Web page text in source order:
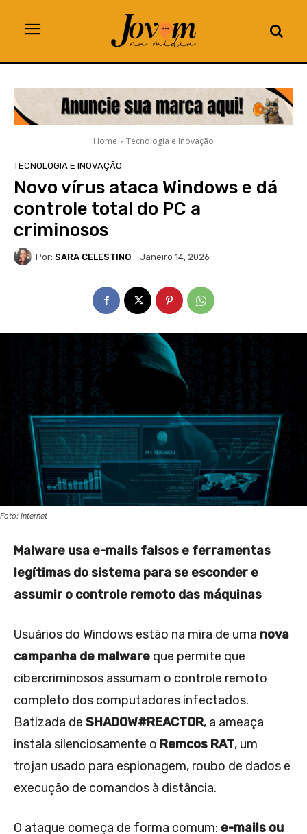
Home Tecnologia e Inovação
TECNOLOGIA E INOVAÇÃO
Novo vírus ataca Windows e dá
controle total do PC a
criminosos
Por: SARA CELESTINO Janeiro 14, 2026
Foto: Internet
Malware usa e-mails falsos e ferramentas
legítimas do sistema para se esconder e
assumir o controle remoto das máquinas
Usuários do Windows estão na mira de uma nova
campanha de malware que permite que
cibercriminosos assumam o controle remoto
completo dos computadores infectados.
Batizada de SHADOW#REACTOR, a ameaça
instala silenciosamente o Remcos RAT, um
trojan usado para espionagem, roubo de dados e
execução de comandos à distância.
O ataque começa de forma comum: e-mails ou